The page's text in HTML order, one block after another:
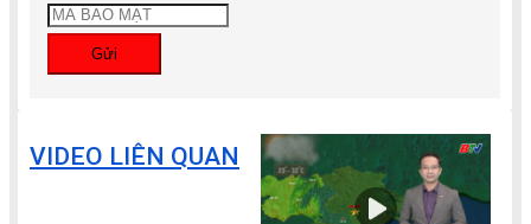
Gửi
VIDEO LIÊN QUAN